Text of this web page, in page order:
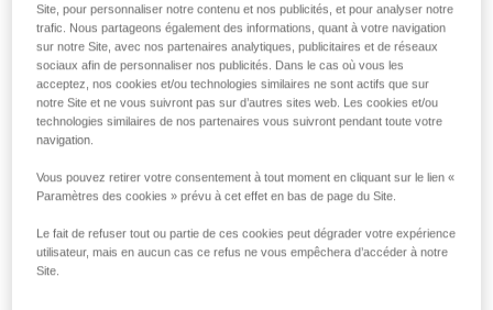
Site, pour personnaliser notre contenu et nos publicités, et pour analyser notre
trafic. Nous partageons également des informations, quant à votre navigation
sur notre Site, avec nos partenaires analytiques, publicitaires et de réseaux
sociaux afin de personnaliser nos publicités. Dans le cas où vous les
acceptez, nos cookies et/ou technologies similaires ne sont actifs que sur
notre Site et ne vous suivront pas sur d’autres sites web. Les cookies et/ou
technologies similaires de nos partenaires vous suivront pendant toute votre
navigation.
Vous pouvez retirer votre consentement à tout moment en cliquant sur le lien «
Paramètres des cookies » prévu à cet effet en bas de page du Site.
Le fait de refuser tout ou partie de ces cookies peut dégrader votre expérience
utilisateur, mais en aucun cas ce refus ne vous empêchera d’accéder à notre
Site.